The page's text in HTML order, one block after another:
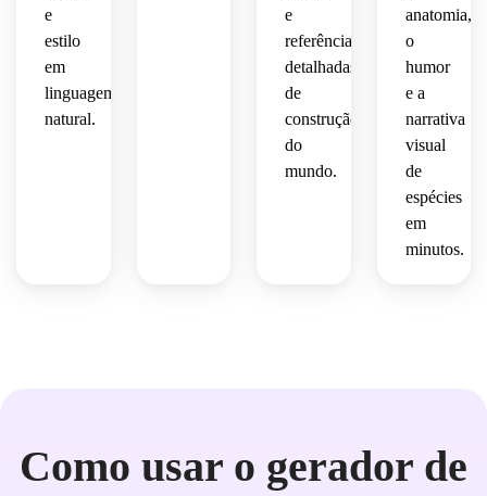
qualidade,
presença
de
mundo.
inteligente.
e
estilo
em
linguagem
natural.
e
referências
detalhadas
de
construção
do
mundo.
anatomia,
o
humor
e a
narrativa
visual
de
espécies
em
minutos.
Como usar o gerador de